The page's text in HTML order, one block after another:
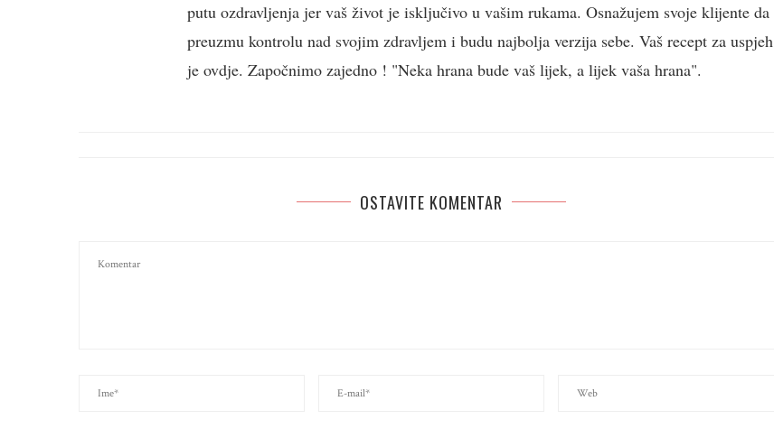
putu ozdravljenja jer vaš život je isključivo u vašim rukama. Osnažujem svoje klijente da
preuzmu kontrolu nad svojim zdravljem i budu najbolja verzija sebe. Vaš recept za uspjeh
je ovdje. Započnimo zajedno ! "Neka hrana bude vaš lijek, a lijek vaša hrana".
OSTAVITE KOMENTAR